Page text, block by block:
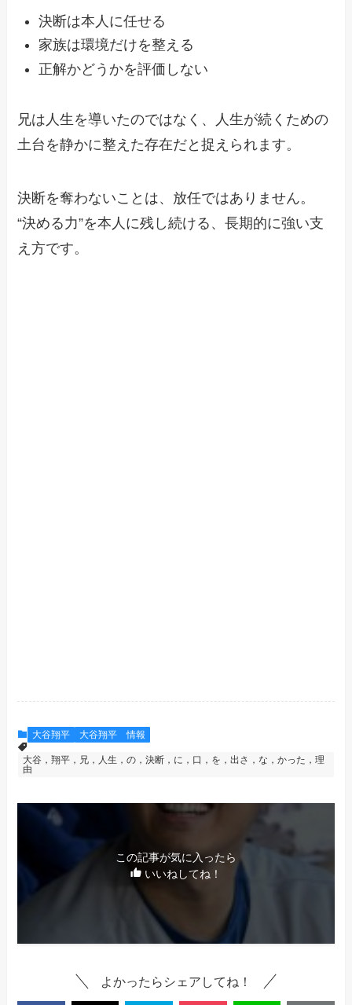
決断は本人に任せる
家族は環境だけを整える
正解かどうかを評価しない
兄は人生を導いたのではなく、人生が続くための
土台を静かに整えた存在だと捉えられます。
決断を奪わないことは、放任ではありません。
“決める力”を本人に残し続ける、長期的に強い支
え方です。
大谷翔平 大谷翔平 情報
大谷，翔平，兄，人生，の，決断，に，口，を，出さ，な，かった，理
由
この記事が気に入ったら
いいねしてね！
よかったらシェアしてね！